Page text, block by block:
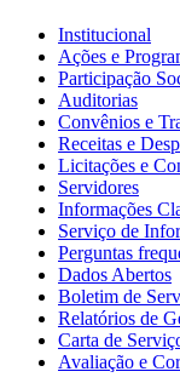
Institucional
Ações e
Participação
Auditorias
Convênios e
Receitas e
Licitações e
Servidores
Informações
Serviço de
Perguntas
Dados Abertos
Boletim de
Relatórios de
Carta de
Avaliação e